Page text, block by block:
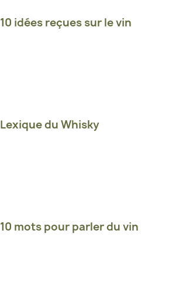
10 idées reçues sur le vin
Lexique du Whisky
10 mots pour parler du vin